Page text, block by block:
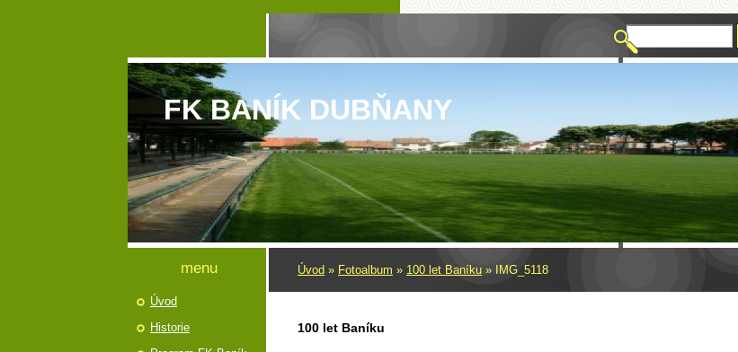
FK BANÍK DUBŇANY
Úvod » Fotoalbum » 100 let Baníku » IMG_5118
100 let Baníku
menu
Úvod
Historie